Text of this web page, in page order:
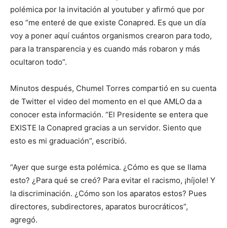
polémica por la invitación al youtuber y afirmó que por
eso “me enteré de que existe Conapred. Es que un día
voy a poner aquí cuántos organismos crearon para todo,
para la transparencia y es cuando más robaron y más
ocultaron todo”.
Minutos después, Chumel Torres compartió en su cuenta
de Twitter el video del momento en el que AMLO da a
conocer esta información. “El Presidente se entera que
EXISTE la Conapred gracias a un servidor. Siento que
esto es mi graduación”, escribió.
“Ayer que surge esta polémica. ¿Cómo es que se llama
esto? ¿Para qué se creó? Para evitar el racismo, ¡híjole! Y
la discriminación. ¿Cómo son los aparatos estos? Pues
directores, subdirectores, aparatos burocráticos”,
agregó.